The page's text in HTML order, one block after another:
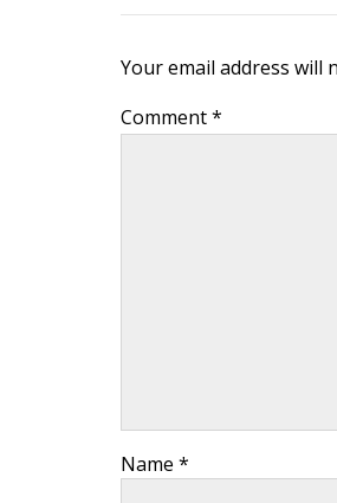
Your email address will
Comment*
Name *